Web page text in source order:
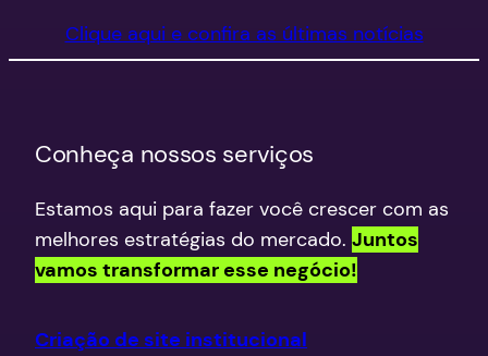
Clique aqui e confira as últimas notícias
Conheça nossos serviços
Estamos aqui para fazer você crescer com as
melhores estratégias do mercado. Juntos
vamos transformar esse negócio!
Criação de site institucional